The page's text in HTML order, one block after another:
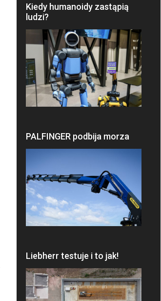
Kiedy humanoidy zastąpią
ludzi?
PALFINGER podbija morza
Liebherr testuje i to jak!